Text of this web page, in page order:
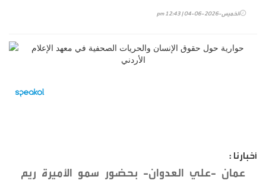
الخميس-2026-06-04 | 12:43 pm
أخبارنا :
عمان -علي العدوان- بحضور سمو الأميرة ريم